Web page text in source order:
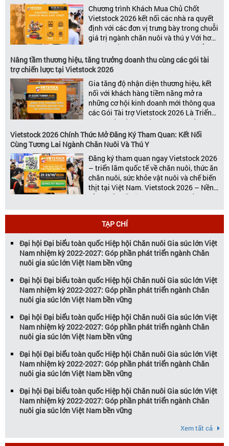
Chương trình Khách Mua Chủ Chốt
Vietstock 2026 kết nối các nhà ra quyết
định với các đơn vị trưng bày trong chuỗi
giá trị ngành chăn nuôi và thú y Với hơn
20 năm đồng hành cùng sự phát triển
của ngành chăn nuôi Việt Nam,
Vietstock đã khẳng định vị thế là triển […]
Nâng tầm thương hiệu, tăng trưởng doanh thu cùng các gói tài
trợ chiến lược tại Vietstock 2026
Gia tăng độ nhận diện thương hiệu, kết
nối với khách hàng tiềm năng mở ra
những cơ hội kinh doanh mới thông qua
các Gói Tài trợ Vietstock 2026 Là Triển
lãm Quốc tế hàng đầu Việt Nam về
chuyên ngành Chăn nuôi, Thức ăn chăn
nuôi và Chế biến thịt, Vietstock Expo &
Vietstock 2026 Chính Thức Mở Đăng Ký Tham Quan: Kết Nối
Cùng Tương Lai Ngành Chăn Nuôi Và Thú Y
Đăng ký tham quan ngay Vietstock 2026
– triển lãm quốc tế về chăn nuôi, thức ăn
chăn nuôi, sức khỏe vật nuôi và chế biến
thịt tại Việt Nam. Vietstock 2026 – Nền
Tảng Kết Nối Kinh Doanh Hàng Đầu Cho
ngày 21 – 23 […]
TẠP CHÍ
Đại hội Đại biểu toàn quốc Hiệp hội Chăn nuôi Gia súc lớn Việt
Nam nhiệm kỳ 2022-2027: Góp phần phát triển ngành Chăn
nuôi gia súc lớn Việt Nam bền vững
Đại hội Đại biểu toàn quốc Hiệp hội Chăn nuôi Gia súc lớn Việt
Nam nhiệm kỳ 2022-2027: Góp phần phát triển ngành Chăn
nuôi gia súc lớn Việt Nam bền vững
Đại hội Đại biểu toàn quốc Hiệp hội Chăn nuôi Gia súc lớn Việt
Nam nhiệm kỳ 2022-2027: Góp phần phát triển ngành Chăn
nuôi gia súc lớn Việt Nam bền vững
Đại hội Đại biểu toàn quốc Hiệp hội Chăn nuôi Gia súc lớn Việt
Nam nhiệm kỳ 2022-2027: Góp phần phát triển ngành Chăn
nuôi gia súc lớn Việt Nam bền vững
Đại hội Đại biểu toàn quốc Hiệp hội Chăn nuôi Gia súc lớn Việt
Nam nhiệm kỳ 2022-2027: Góp phần phát triển ngành Chăn
nuôi gia súc lớn Việt Nam bền vững
Xem tất cả